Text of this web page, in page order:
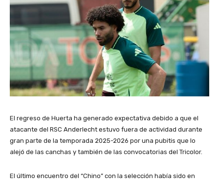
El regreso de Huerta ha generado expectativa debido a que el
atacante del RSC Anderlecht estuvo fuera de actividad durante
gran parte de la temporada 2025-2026 por una pubitis que lo
alejó de las canchas y también de las convocatorias del Tricolor.
El último encuentro del “Chino” con la selección había sido en